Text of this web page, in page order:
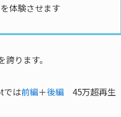
体験させます
ります。
は前編＋後編 45万超再生